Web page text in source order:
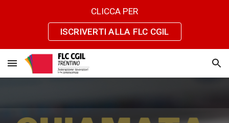
CLICCA PER
ISCRIVERTI ALLA FLC CGIL